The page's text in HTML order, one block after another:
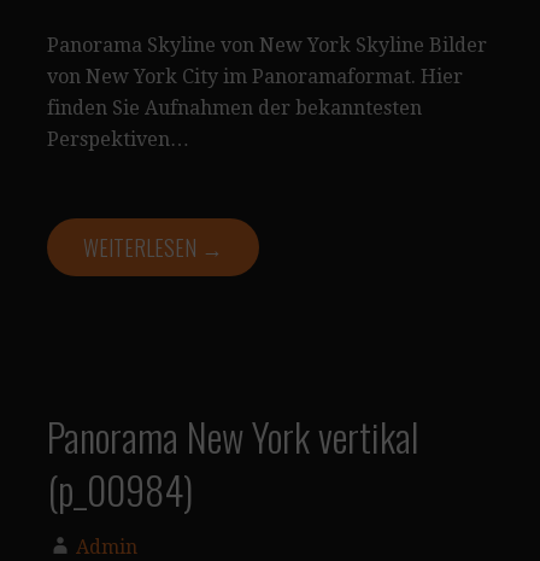
Panorama Skyline von New York Skyline Bilder
von New York City im Panoramaformat. Hier
finden Sie Aufnahmen der bekanntesten
Perspektiven…
WEITERLESEN →
Panorama New York vertikal
(p_00984)
Admin